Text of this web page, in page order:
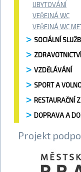
UBYTOVÁNÍ
VEŘEJNÁ WC
VEŘEJNÁ WC
SOCIÁLNÍ
ZDRAVOTNICTVÍ
VZDĚLÁVÁNÍ
SPORT A
RESTAURAČNÍ
DOPRAVA A
Projekt